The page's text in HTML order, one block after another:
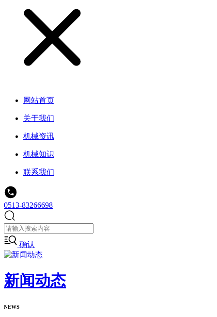
网站首页
关于我们
机械资讯
机械知识
联系我们
0513-83266698
确认
新闻动态
NEWS